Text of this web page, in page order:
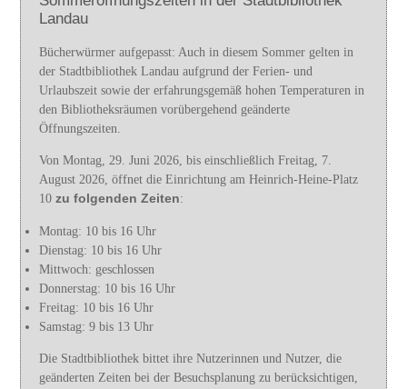
Landau
Bücherwürmer aufgepasst: Auch in diesem Sommer gelten in
der Stadtbibliothek Landau aufgrund der Ferien- und
Urlaubszeit sowie der erfahrungsgemäß hohen Temperaturen in
den Bibliotheksräumen vorübergehend geänderte
Öffnungszeiten.
Von Montag, 29. Juni 2026, bis einschließlich Freitag, 7.
August 2026, öffnet die Einrichtung am Heinrich-Heine-Platz
10zu folgenden Zeiten:
Montag: 10 bis 16 Uhr
Dienstag: 10 bis 16 Uhr
Mittwoch: geschlossen
Donnerstag: 10 bis 16 Uhr
Freitag: 10 bis 16 Uhr
Samstag: 9 bis 13 Uhr
Die Stadtbibliothek bittet ihre Nutzerinnen und Nutzer, die
geänderten Zeiten bei der Besuchsplanung zu berücksichtigen,